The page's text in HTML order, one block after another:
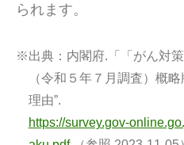
られます。
※出典： 内閣府.「「がん対
（令和５年７月調査）概
理由”.
https://survey.gov-